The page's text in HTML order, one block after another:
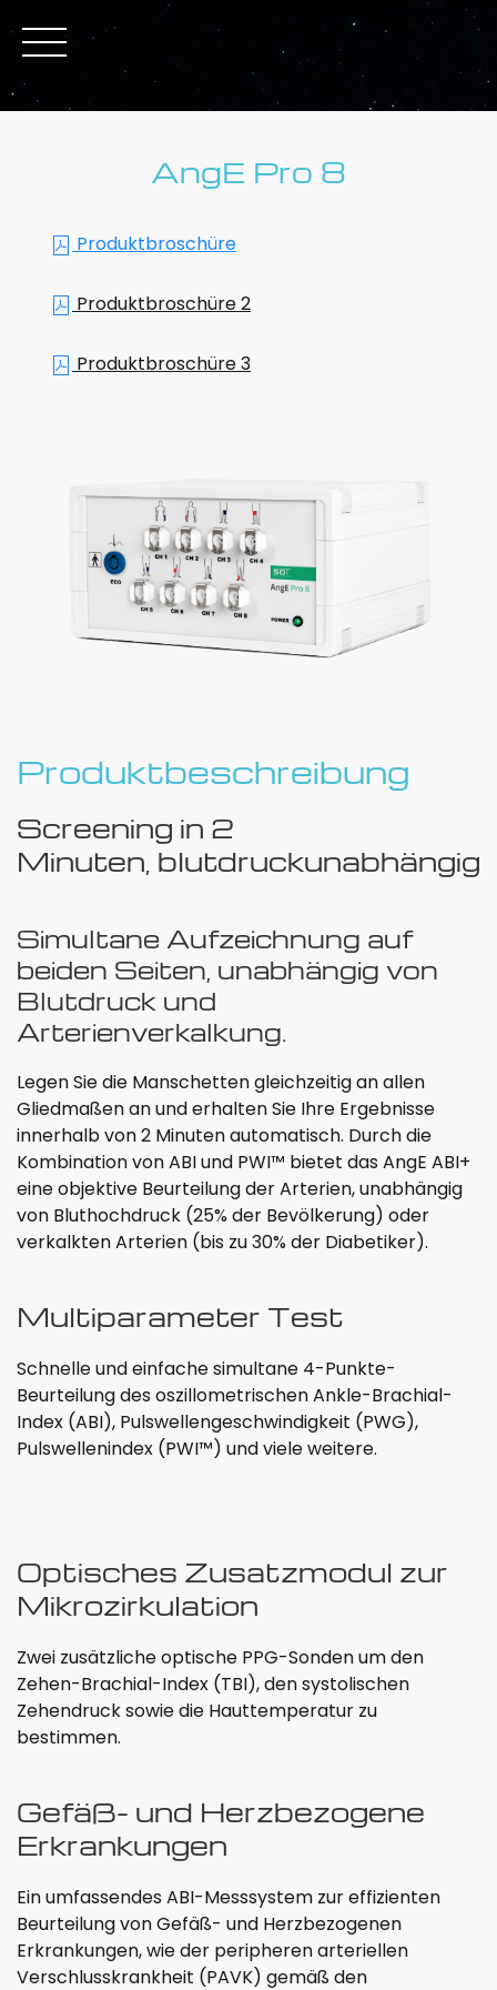
AngE Pro 8
Produktbroschüre
Produktbroschüre 2
Produktbroschüre 3
Produktbeschreibung
Screening in 2
Minuten, blutdruckunabhängig
Simultane Aufzeichnung auf
beiden Seiten, unabhängig von
Blutdruck und
Arterienverkalkung.
Legen Sie die Manschetten gleichzeitig an allen
Gliedmaßen an und erhalten Sie Ihre Ergebnisse
innerhalb von 2 Minuten automatisch. Durch die
Kombination von ABI und PWI™ bietet das AngE ABI+
eine objektive Beurteilung der Arterien, unabhängig
von Bluthochdruck (25% der Bevölkerung) oder
verkalkten Arterien (bis zu 30% der Diabetiker).
Multiparameter Test
Schnelle und einfache simultane 4-Punkte-
Beurteilung des oszillometrischen Ankle-Brachial-
Index (ABI), Pulswellengeschwindigkeit (PWG),
Pulswellenindex (PWI™) und viele weitere.
Optisches Zusatzmodul zur
Mikrozirkulation
Zwei zusätzliche optische PPG-Sonden um den
Zehen-Brachial-Index (TBI), den systolischen
Zehendruck sowie die Hauttemperatur zu
bestimmen.
Gefäß- und Herzbezogene
Erkrankungen
Ein umfassendes ABI-Messsystem zur effizienten
Beurteilung von Gefäß- und Herzbezogenen
Erkrankungen, wie der peripheren arteriellen
Verschlusskrankheit (PAVK) gemäß den